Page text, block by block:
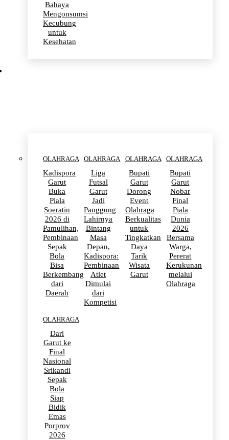
Bahaya
Mengonsumsi
Kecubung
untuk
Kesehatan
OLAHRAGA
Kadispora
Garut
Buka
Piala
Soeratin
2026 di
Pamulihan,
Pembinaan
Sepak
Bola
Bisa
Berkembang
dari
Daerah
OLAHRAGA
Liga
Futsal
Garut
Jadi
Panggung
Lahirnya
Bintang
Masa
Depan,
Kadispora:
Pembinaan
Atlet
Dimulai
dari
Kompetisi
OLAHRAGA
Bupati
Garut
Dorong
Event
Olahraga
Berkualitas
untuk
Tingkatkan
Daya
Tarik
Wisata
Garut
OLAHRAGA
Bupati
Garut
Nobar
Final
Piala
Dunia
2026
Bersama
Warga,
Pererat
Kerukunan
melalui
Olahraga
OLAHRAGA
Dari
Garut ke
Final
Nasional
Srikandi
Sepak
Bola
Siap
Bidik
Emas
Porprov
2026